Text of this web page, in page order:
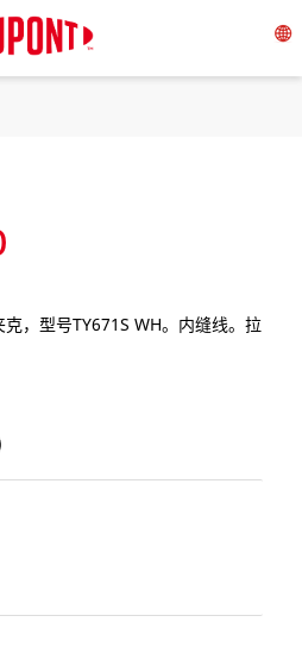
，型号TY671S WH。内缝线。拉